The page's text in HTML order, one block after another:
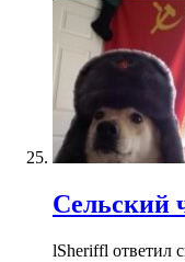
Сельский
lSheriffl ответил